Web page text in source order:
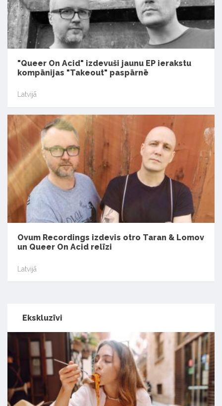
"Queer On Acid" izdevuši jaunu EP ierakstu
kompānijas "Takeout" paspārnē
Latvijā
Ovum Recordings izdevis otro Taran & Lomov
un Queer On Acid relīzi
Latvijā
Ekskluzīvi